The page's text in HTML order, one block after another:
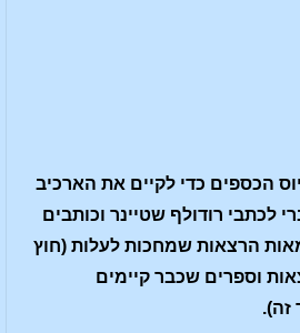
הכספים כדי לקיים את הארכיב
לכתבי רודולף שטיינר וכותבים
הרצאות שמחכות לעלות (חוץ
ל-1000 הרצאות וספרים שכבר קיימים
זה).